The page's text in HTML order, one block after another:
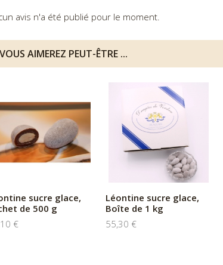
avis n'a été publié pour le moment.
VOUS AIMEREZ PEUT-ÊTRE ...
sucre glace,
de 500 g
€
Léontine sucre glace,
Boîte de 1 kg
55,30 €